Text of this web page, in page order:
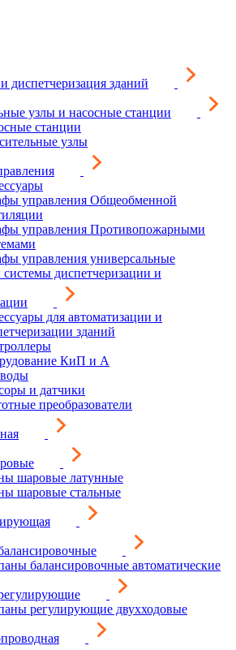
диспетчеризация зданий
узлы и насосные станции
станции
узлы
управления Общеобменной
управления Противопожарными
управления универсальные
диспетчеризации и
для автоматизации и
зданий
КиП и А
и датчики
преобразователи
шаровые латунные
шаровые стальные
балансировочные автоматические
регулирующие двухходовые